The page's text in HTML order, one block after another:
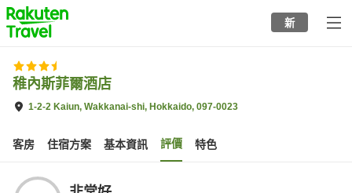
to
top
page
新
稚內斯菲爾酒店
1-2-2 Kaiun, Wakkanai-shi, Hokkaido, 097-0023
客房 住宿方案 基本資訊 評價 特色